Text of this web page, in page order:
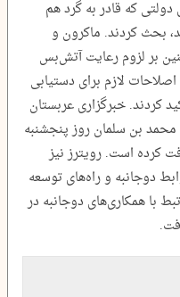
که قادر به گرد هم
بحث کردند. ماکرون و
بر لزوم رعایت آتش‌بس
لازم برای دستیابی
کردند. خبرگزاری عربستان
بن سلمان روز پنجشنبه
کرده است. رویترز نیز
دوجانبه و راه‌های توسعه
با همکاری‌های دوجانبه در